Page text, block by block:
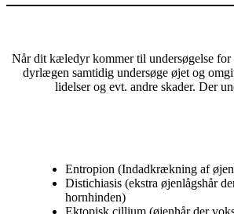
Når dit kæledyr kommer til undersøgelse for
dyrlægen samtidig undersøge øjet og
lidelser og evt. andre skader. Der
Entropion (Indadkrækning af
Distichiasis (ekstra øjenlågshår
hornhinden)